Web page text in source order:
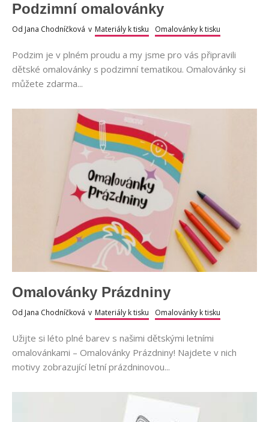
Podzimní omalovánky
Od Jana Chodníčková v Materiály k tisku Omalovánky k tisku
Podzim je v plném proudu a my jsme pro vás připravili
dětské omalovánky s podzimní tematikou. Omalovánky si
můžete zdarma...
Omalovánky Prázdniny
Od Jana Chodníčková v Materiály k tisku Omalovánky k tisku
Užijte si léto plné barev s našimi dětskými letními
omalovánkami – Omalovánky Prázdniny! Najdete v nich
motivy zobrazující letní prázdninovou...